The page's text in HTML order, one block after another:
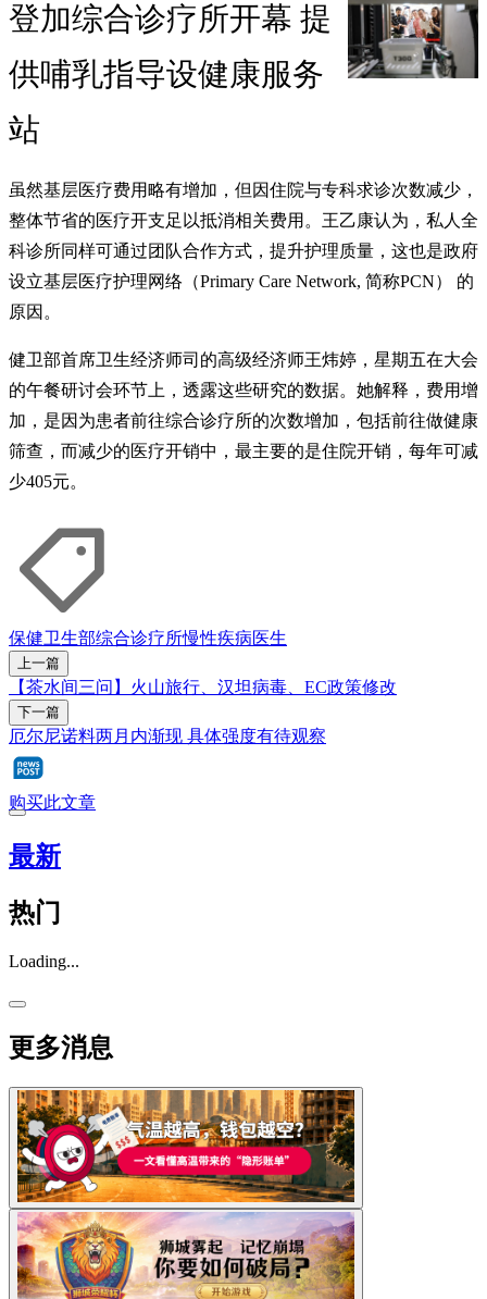
登加综合诊疗所开幕 提
供哺乳指导设健康服务
站
虽然基层医疗费用略有增加，但因住院与专科求诊次数减少，
整体节省的医疗开支足以抵消相关费用。王乙康认为，私人全
科诊所同样可通过团队合作方式，提升护理质量，这也是政府
设立基层医疗护理网络（Primary Care Network, 简称PCN） 的
原因。
健卫部首席卫生经济师司的高级经济师王炜婷，星期五在大会
的午餐研讨会环节上，透露这些研究的数据。她解释，费用增
加，是因为患者前往综合诊疗所的次数增加，包括前往做健康
筛查，而减少的医疗开销中，最主要的是住院开销，每年可减
少405元。
保健卫生部综合诊疗所慢性疾病医生
上一篇
【茶水间三问】火山旅行、汉坦病毒、EC政策修改
下一篇
厄尔尼诺料两月内渐现 具体强度有待观察
购买此文章
最新
热门
Loading...
更多消息